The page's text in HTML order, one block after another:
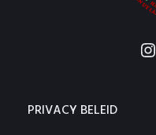
Instagram
PRIVACY BELEID